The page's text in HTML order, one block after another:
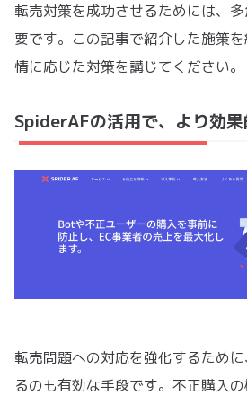
転売対策を成功させるためには、
要です。この記事で紹介した施策
情に応じた対策を講じてください。
SpiderAFの活用で、より効果
転売問題への対応を強化するため
るのも有効な手段です。不正購入